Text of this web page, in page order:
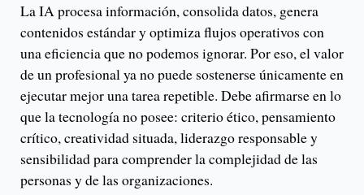
La IA procesa información, consolida datos, genera
contenidos estándar y optimiza flujos operativos con
una eficiencia que no podemos ignorar. Por eso, el valor
de un profesional ya no puede sostenerse únicamente en
ejecutar mejor una tarea repetible. Debe afirmarse en lo
que la tecnología no posee: criterio ético, pensamiento
crítico, creatividad situada, liderazgo responsable y
sensibilidad para comprender la complejidad de las
personas y de las organizaciones.